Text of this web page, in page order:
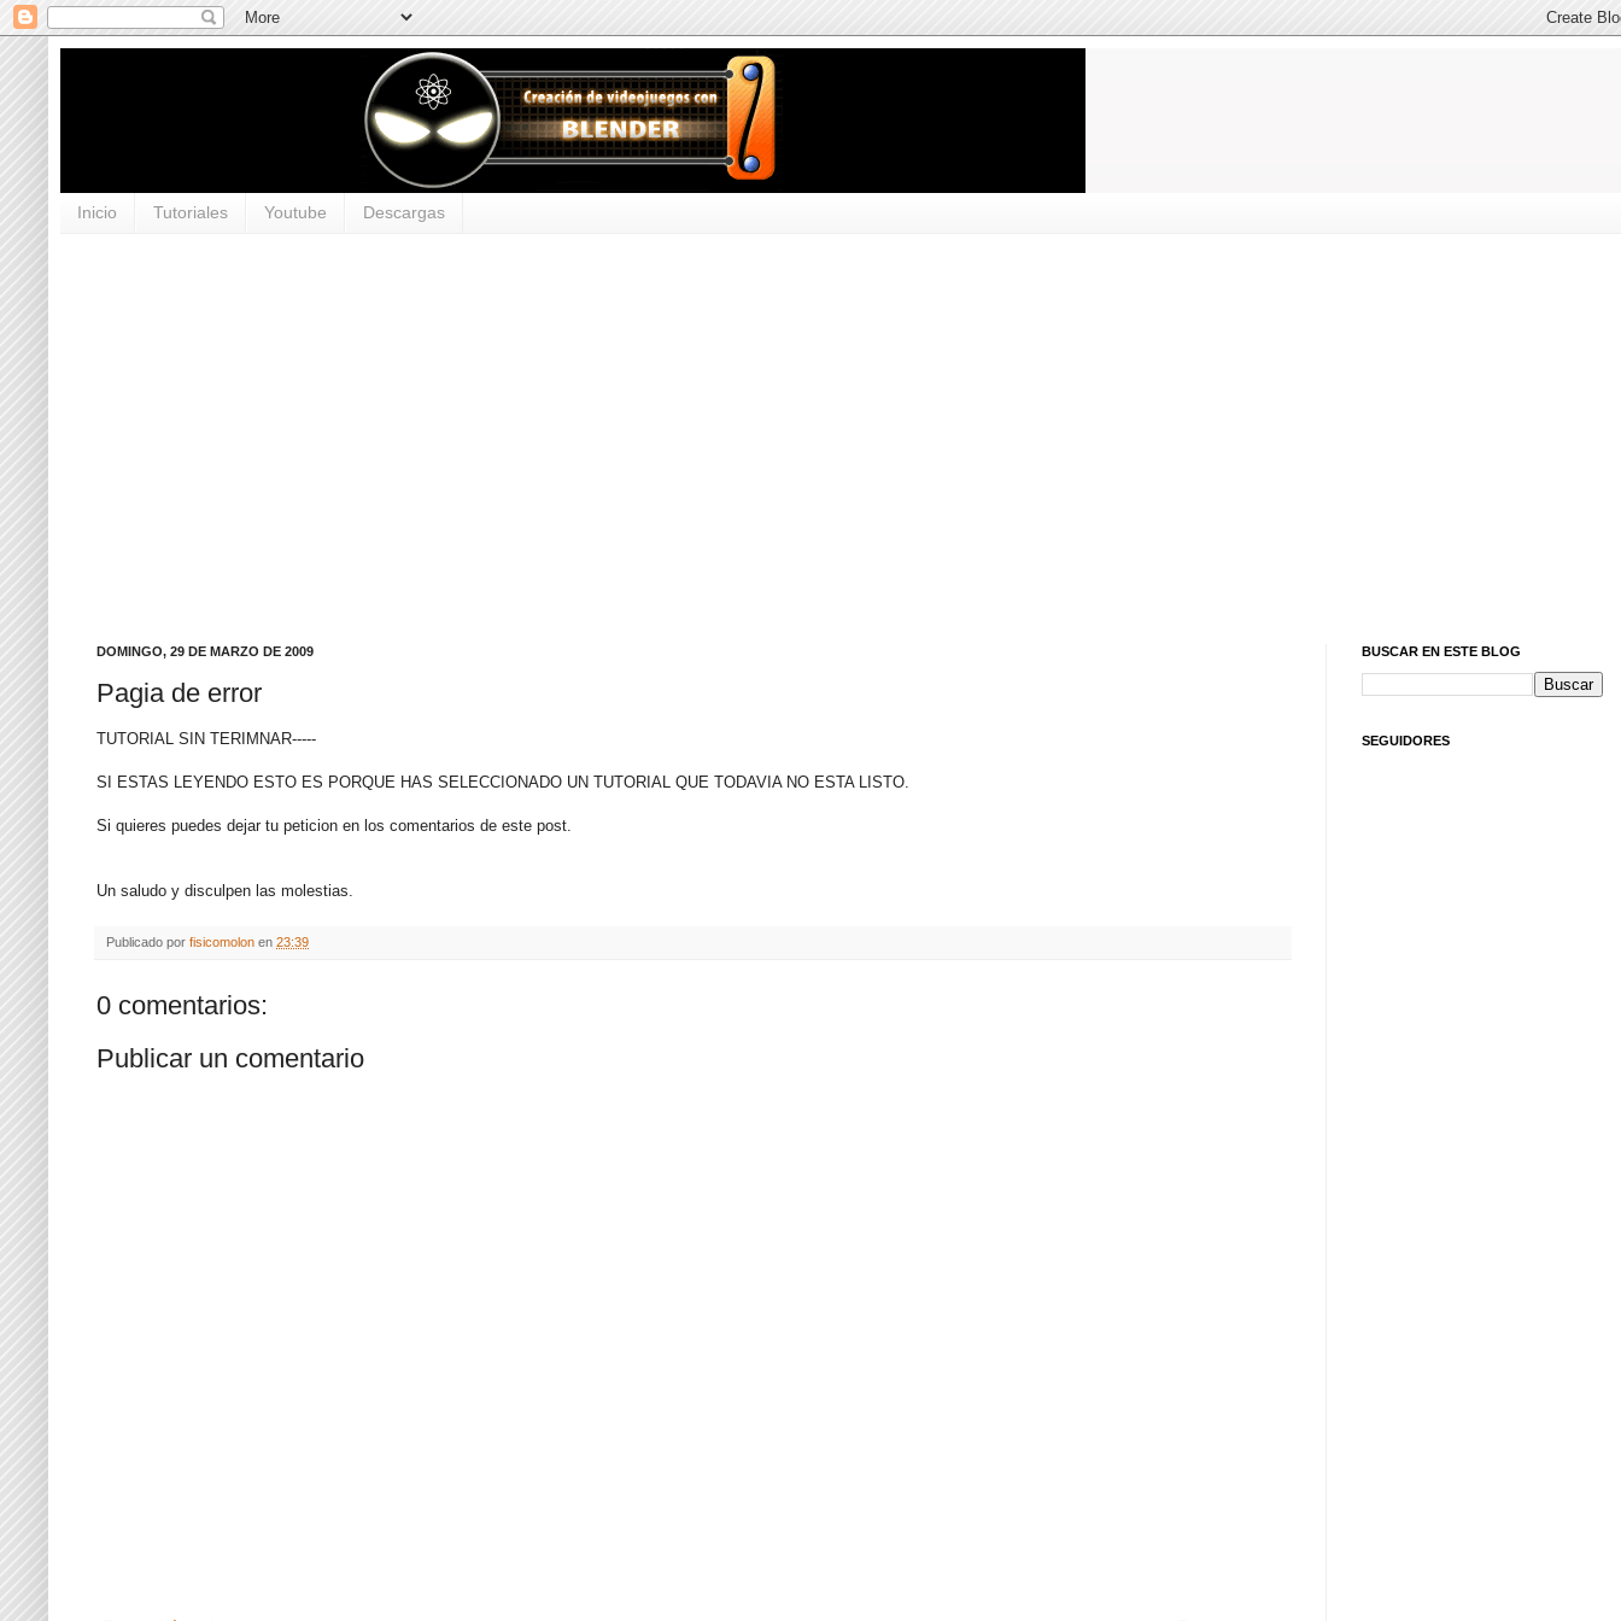
Inicio Tutoriales Youtube Descargas
DOMINGO, 29 DE MARZO DE 2009
Pagia de error
TUTORIAL SIN TERIMNAR-----
SI ESTAS LEYENDO ESTO ES PORQUE HAS SELECCIONADO UN TUTORIAL QUE TODAVIA NO ESTA LISTO.
Si quieres puedes dejar tu peticion en los comentarios de este post.
Un saludo y disculpen las molestias.
Publicado por fisicomolon en 23:39
0 comentarios:
Publicar un comentario
BUSCAR EN ESTE BLOG
SEGUIDORES